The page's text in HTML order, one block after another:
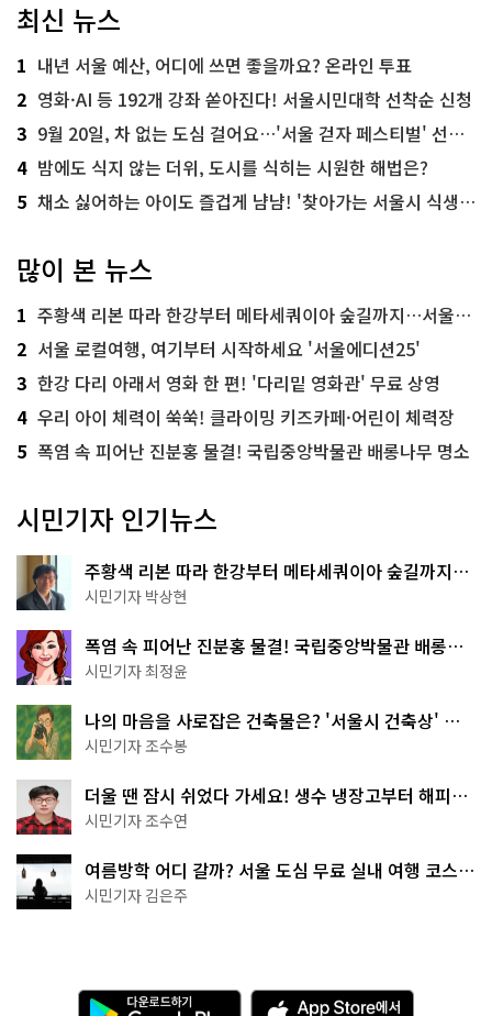
최신 뉴스
1 내년 서울 예산, 어디에 쓰면 좋을까요? 온라인 투표
2 영화·AI 등 192개 강좌 쏟아진다! 서울시민대학 선착순 신청
3 9월 20일, 차 없는 도심 걸어요…'서울 걷자 페스티벌' 선착순 5천명
4 밤에도 식지 않는 더위, 도시를 식히는 시원한 해법은?
5 채소 싫어하는 아이도 즐겁게 냠냠! '찾아가는 서울시 식생활 교육' 현장
많이 본 뉴스
1 주황색 리본 따라 한강부터 메타세쿼이아 숲길까지…서울둘레길 15코스
2 서울 로컬여행, 여기부터 시작하세요 '서울에디션25'
3 한강 다리 아래서 영화 한 편! '다리밑 영화관' 무료 상영
4 우리 아이 체력이 쑥쑥! 클라이밍 키즈카페·어린이 체력장
5 폭염 속 피어난 진분홍 물결! 국립중앙박물관 배롱나무 명소
시민기자 인기뉴스
주황색 리본 따라 한강부터 메타세쿼이아 숲길까지…
서울둘레길 15코스
시민기자 박상현
폭염 속 피어난 진분홍 물결! 국립중앙박물관 배롱나
무 명소
시민기자 최정윤
나의 마음을 사로잡은 건축물은? '서울시 건축상' 수
상작 공개!
시민기자 조수봉
더울 땐 잠시 쉬었다 가세요! 생수 냉장고부터 해피소
·무더위쉼터까지
시민기자 조수연
여름방학 어디 갈까? 서울 도심 무료 실내 여행 코스
추천
시민기자 김은주
다 A